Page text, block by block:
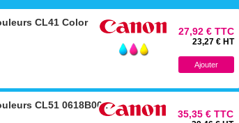
CL41 Color
27,92 € TTC
23,27 € HT
CL51 0618B001
35,35 € TTC